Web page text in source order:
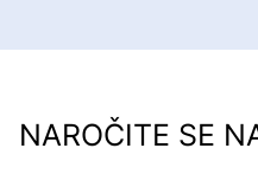
NAROČITE SE